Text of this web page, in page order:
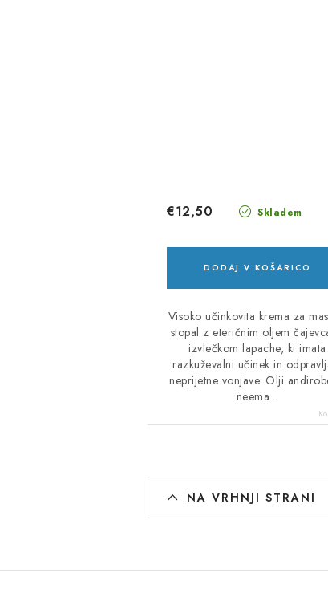
Skladem
€12,50
DODAJ V KOŠARICO
Visoko učinkovita krema za
stopal z eteričnim oljem
izvlečkom lapache, ki imata
razkuževalni učinek in
neprijetne vonjave. Olji
neema...
K
o
t
NA VRHNJI STRANI